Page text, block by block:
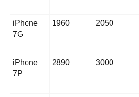
iPhone
7G
1960 2050
iPhone
7P
2890 3000